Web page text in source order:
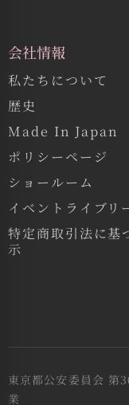
会社情報
私たちについて
歴史
Made In Japan
ポリシーページ
ショールーム
イベントライブリ
特定商取引法に基
示
東京都公安委員会 第
業